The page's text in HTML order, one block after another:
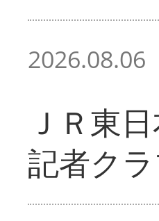
2026.08.06
ＪＲ東
記者ク